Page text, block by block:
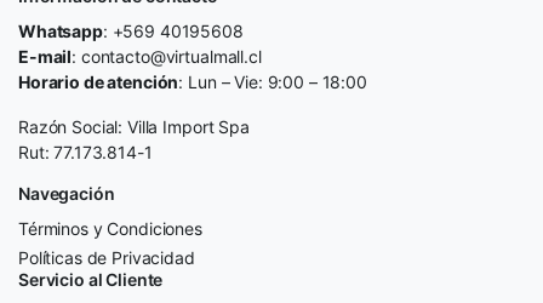
Whatsapp: +569 40195608
E-mail: contacto@virtualmall.cl
Horario de atención: Lun – Vie: 9:00 – 18:00
Razón Social: Villa Import Spa
Rut: 77.173.814-1
Navegación
Términos y Condiciones
Políticas de Privacidad
Servicio al Cliente